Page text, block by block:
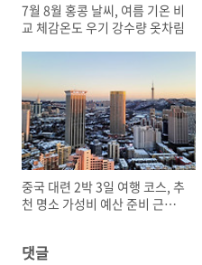
7월 8월 홍콩 날씨, 여름 기온 비
교 체감온도 우기 강수량 옷차림
중국 대련 2박 3일 여행 코스, 추
천 명소 가성비 예산 준비 근교
댓글